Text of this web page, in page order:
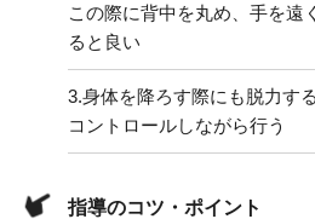
この際に背中を丸め、手を遠
ると良い
3.身体を降ろす際にも脱力す
コントロールしながら行う
指導のコツ・ポイント